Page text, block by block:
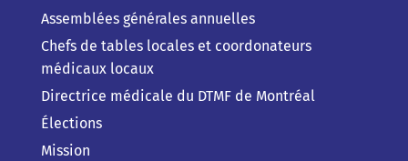
Assemblées générales annuelles
Chefs de tables locales et coordonateurs
médicaux locaux
Directrice médicale du DTMF de Montréal
Élections
Mission